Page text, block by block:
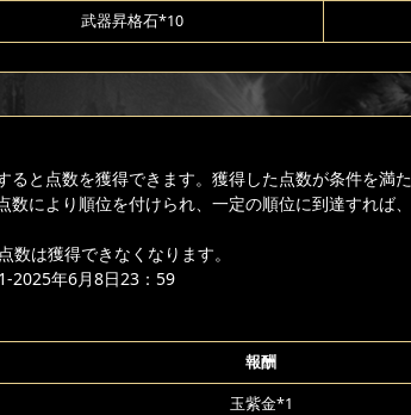
武器昇格石*10
ると点数を獲得できます。獲得した点数が条件を満
数により順位を付けられ、一定の順位に到達すれば
は獲得できなくなります。
2025年6月8日23：59
報酬
玉紫金*1